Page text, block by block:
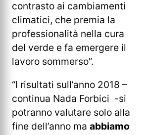
contrasto ai cambiamenti
climatici, che premia la
professionalità nella cura
del verde e fa emergere il
lavoro sommerso”.
“I risultati sull’anno 2018 –
continua Nada Forbici -si
potranno valutare solo alla
fine dell’anno ma abbiamo